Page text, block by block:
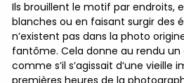
Ils brouillent le motif par endroits,
blanches ou en faisant surgir des
n’existent pas dans la photo
fantôme. Cela donne au rendu
comme s’il s’agissait d’une vieille
premières heures de la